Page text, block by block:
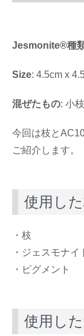
Jesmonite®種
Size: 4.5cm x
混ぜたもの: 小枝
今回は枝と
ご紹介します。
使用し
・枝
・ジェスモナ
・ピグメント
使用し